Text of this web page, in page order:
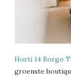
Horti 14 Borgo
groenste